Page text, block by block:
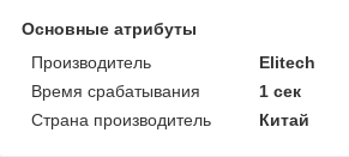
Основные атрибуты
Производитель
Elitech
Время срабатывания
1 сек
Страна производитель
Китай